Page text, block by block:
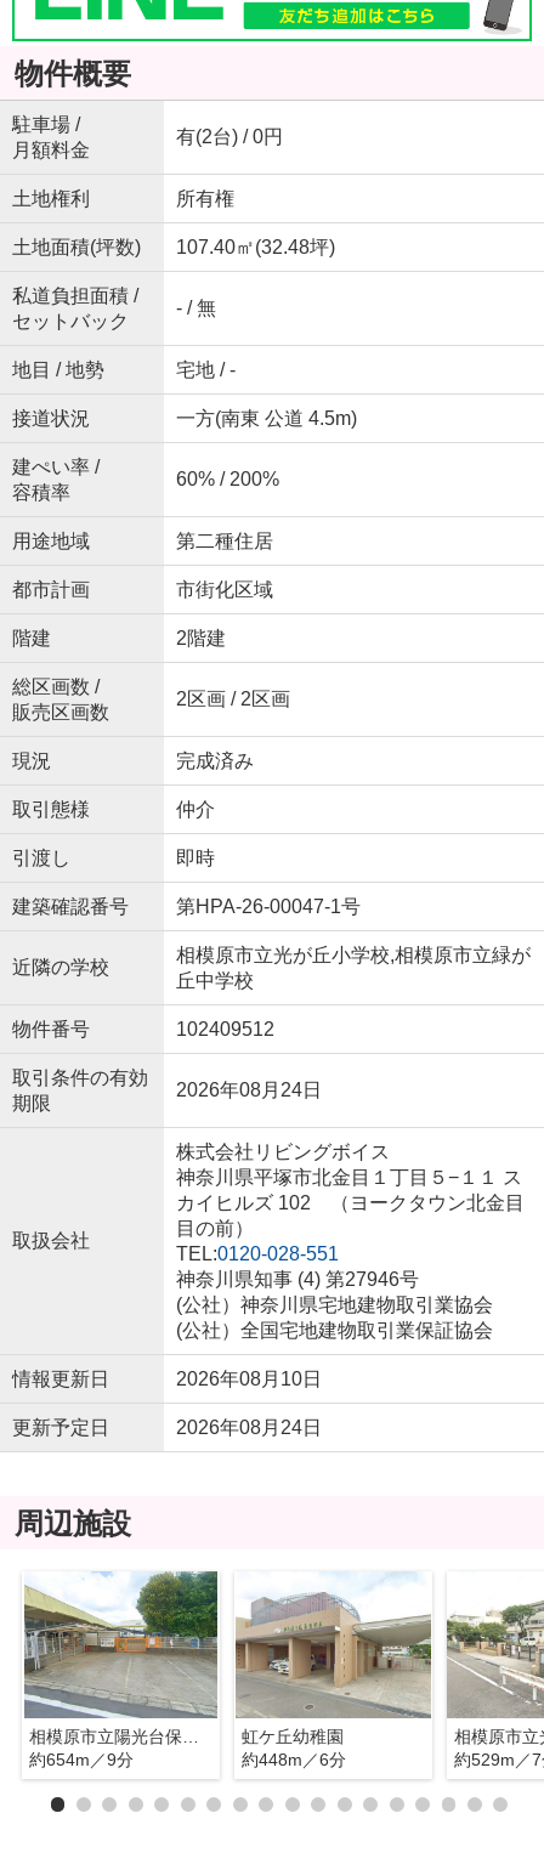
物件概要
駐車場 /
月額料金
有(2台) / 0円
土地権利 所有権
土地面積(坪数) 107.40㎡(32.48坪)
私道負担面積 /
セットバック
- / 無
地目 / 地勢 宅地 / -
接道状況 一方(南東 公道 4.5m)
建ぺい率 /
容積率
60% / 200%
用途地域 第二種住居
都市計画 市街化区域
階建 2階建
総区画数 /
販売区画数
2区画 / 2区画
現況 完成済み
取引態様 仲介
引渡し 即時
建築確認番号 第HPA-26-00047-1号
近隣の学校
相模原市立光が丘小学校,相模原市立緑が
丘中学校
物件番号 102409512
取引条件の有効
期限
2026年08月24日
取扱会社
株式会社リビングボイス
神奈川県平塚市北金目１丁目５−１１ ス
カイヒルズ 102 （ヨークタウン北金目
目の前）
TEL:0120-028-551
神奈川県知事 (4) 第27946号
(公社）神奈川県宅地建物取引業協会
(公社）全国宅地建物取引業保証協会
情報更新日 2026年08月10日
更新予定日 2026年08月24日
周辺施設
約654m／9分
虹ケ丘幼稚園
約448m／6分
約529m／